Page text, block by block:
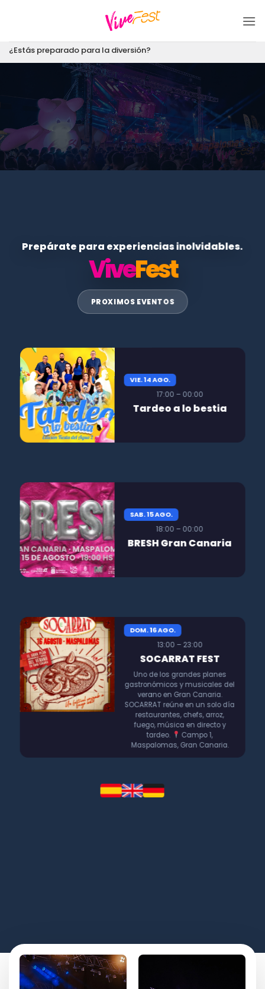
¿Estás preparado para la diversión?
Prepárate para experiencias inolvidables.
ViveFest
PROXIMOS EVENTOS
VIE. 14 AGO.
17:00 – 00:00
Tardeo a lo bestia
SAB. 15 AGO.
18:00 – 00:00
BRESH Gran Canaria
DOM. 16 AGO.
13:00 – 23:00
SOCARRAT FEST
Uno de los grandes planes
gastronómicos y musicales del
verano en Gran Canaria.
SOCARRAT reúne en un solo día
restaurantes, chefs, arroz,
fuego, música en directo y
tardeo.
Campo 1,
Maspalomas, Gran Canaria.